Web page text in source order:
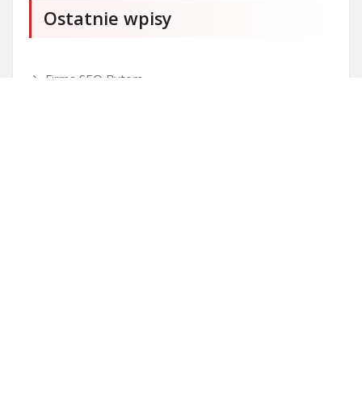
Ostatnie wpisy
Firma SEO Bytom